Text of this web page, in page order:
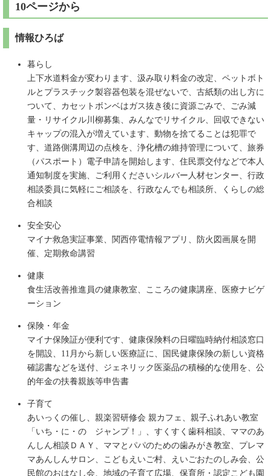
10ページから
情報ひろば
暮らし
上下水道料金が変わります、汲み取り料金の改定、ペットボト
ルとプラスチック製容器包装を混ぜないで、古紙類の出し方に
ついて、カセットボンベはガス抜き後に資源ごみで、ごみ減
量・リサイクル川柳募集、みんなでリサイクル、回収できない
キャップの混入が増えています、動物を捨てることは犯罪で
す、道路側溝周辺の点検を、浄化槽の維持管理について、旅券
（パスポート）電子申請を開始します、住民票交付などで本人
通知制度を実施、ご利用くださいシルバー人材センター、行政
相談委員に気軽にご相談を、行政なんでも相談所、くらしの総
合相談
安全安心
マイナ救急実証事業、関西停電情報アプリ、防火図画展を開
催、定期救命講習
健康
食生活改善推進員の健康教室、こころの健康講座、医療ナビゲ
ーション
保険・年金
マイナ保険証が便利です、健康保険料の日曜臨時納付相談窓口
を開設、11月から新しい医療証に、国民健康保険の新しい資格
確認書などを送付、ジェネリック医薬品の積極的な使用を、公
的年金の扶養親族等申告書
子育て
あいっくの催し、親楽習研修会 親カフェ、親子ふれあい教室
「いち・に・の ジャンプ！」、すくすく歯科相談、ママのあ
んしん相談ＤＡＹ、ママとパパのための歯みがき教室、プレマ
マあんしんサロン、こどもえいご村、えいごおたのしみ会、公
民館のおはなし会、地域の子育て広場、保育所・認定こども園